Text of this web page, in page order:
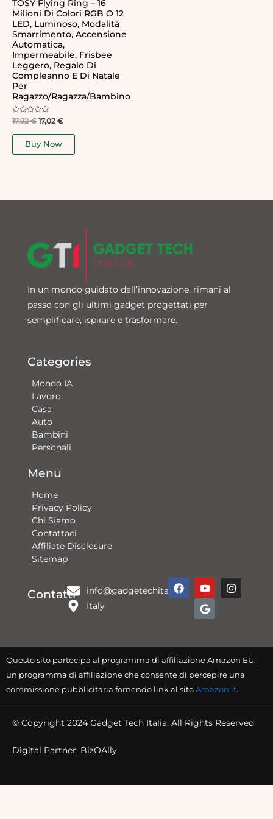
TOSY Flying Ring – 16
Milioni Di Colori RGB O 12
LED, Luminoso, Modalità
Smarrimento, Accensione
Automatica,
Impermeabile, Frisbee
Leggero, Regalo Di
Compleanno E Di Natale
Per
Ragazzo/ragazza/bambino
Rated
out
17,92€ 17,02 €
Buy Now
In un mondo guidato dall’innovazione, rimani al
passo con gli ultimi gadget progettati per
semplificare, ispirare e trasformare.
Categories
Mondo IA
Lavoro
Casa
Auto
Bambini
Personali
Menu
Home
Privacy Policy
Chi Siamo
Contattaci​
Affiliate Disclosure
Sitemap
Contatti
info@gadgetechitalia.it
Italy
F
a
o
k
Y
o
u
t
e
I
n
r
m
G
o
o
g
Questo sito partecipa al programma di affiliazione Amazon EU,
un programma di affiliazione che consente di percepire una
commissione pubblicitaria fornendo link al sitoAmazon.it.
© Copyright 2024 Gadget Tech Italia. All Rights Reserved
Digital Partner: BizOAlly